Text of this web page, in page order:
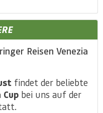
Reisen Venezia
findet der beliebte
bei uns auf der